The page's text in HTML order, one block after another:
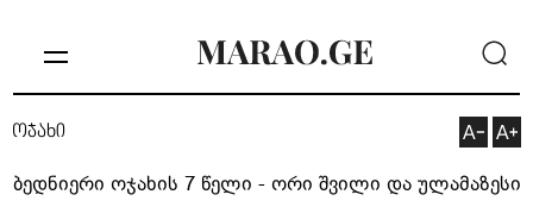
ოჯახი
ბედნიერი ოჯახის 7 წელი - ორი შვილი და ულამაზესი